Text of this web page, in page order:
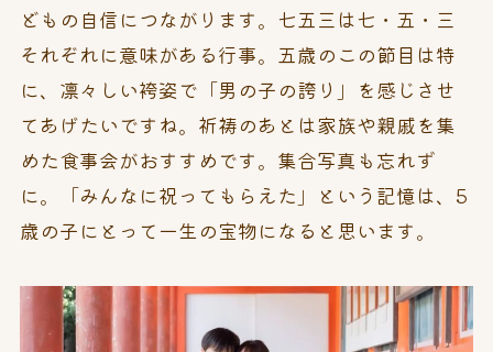
どもの自信につながります。七五三は七・五・三
それぞれに意味がある行事。五歳のこの節目は特
に、凛々しい袴姿で「男の子の誇り」を感じさせ
てあげたいですね。祈祷のあとは家族や親戚を集
めた食事会がおすすめです。集合写真も忘れず
に。「みんなに祝ってもらえた」という記憶は、5
歳の子にとって一生の宝物になると思います。